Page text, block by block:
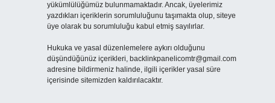
yükümlülüğümüz bulunmamaktadır. Ancak, üyelerimiz
yazdıkları içeriklerin sorumluluğunu taşımakta olup, siteye
üye olarak bu sorumluluğu kabul etmiş sayılırlar.
Hukuka ve yasal düzenlemelere aykırı olduğunu
düşündüğünüz içerikleri, backlinkpanelicomtr@gmail.com
adresine bildirmeniz halinde, ilgili içerikler yasal süre
içerisinde sitemizden kaldırılacaktır.